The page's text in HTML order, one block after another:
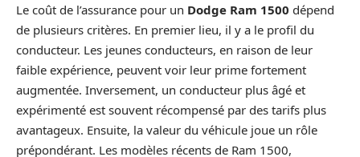
Le coût de l’assurance pour un Dodge Ram 1500 dépend
de plusieurs critères. En premier lieu, il y a le profil du
conducteur. Les jeunes conducteurs, en raison de leur
faible expérience, peuvent voir leur prime fortement
augmentée. Inversement, un conducteur plus âgé et
expérimenté est souvent récompensé par des tarifs plus
avantageux. Ensuite, la valeur du véhicule joue un rôle
prépondérant. Les modèles récents de Ram 1500,